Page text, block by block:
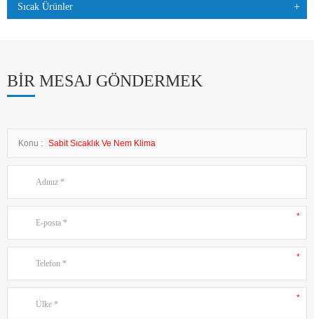
Sıcak Ürünler
BIR MESAJ GÖNDERMEK
Konu : Sabit Sıcaklık Ve Nem Klima